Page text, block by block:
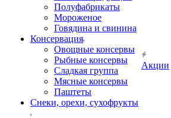
Полуфабрикаты
Мороженое
Говядина и свинина
Консервация
Овощные консервы
Рыбные консервы
Сладкая группа
Мясные консервы
Паштеты
Снеки, орехи, сухофрукты
Акции